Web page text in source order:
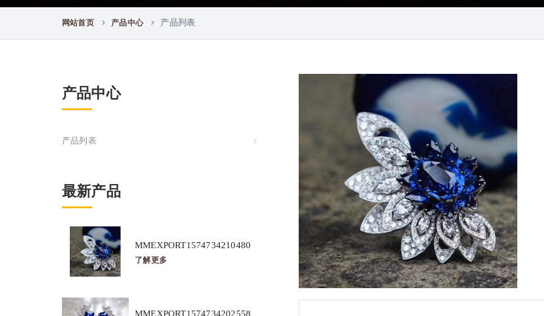
网站首页 产品中心 产品列表
产品中心
产品列表
最新产品
MMEXPORT1574734210480
了解更多
MMEXPORT1574734202558